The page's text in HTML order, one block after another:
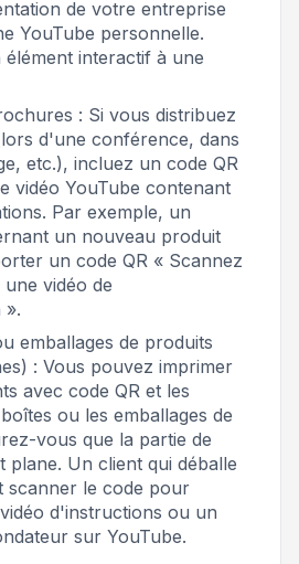
de votre entreprise
YouTube personnelle.
élément interactif à une
: Si vous distribuez
d'une conférence, dans
etc.), incluez un code QR
vidéo YouTube contenant
Par exemple, un
un nouveau produit
un code QR « Scannez
vidéo de
».
emballages de produits
: Vous pouvez imprimer
avec code QR et les
ou les emballages de
vous que la partie de
plane. Un client qui déballe
scanner le code pour
d'instructions ou un
sur YouTube.